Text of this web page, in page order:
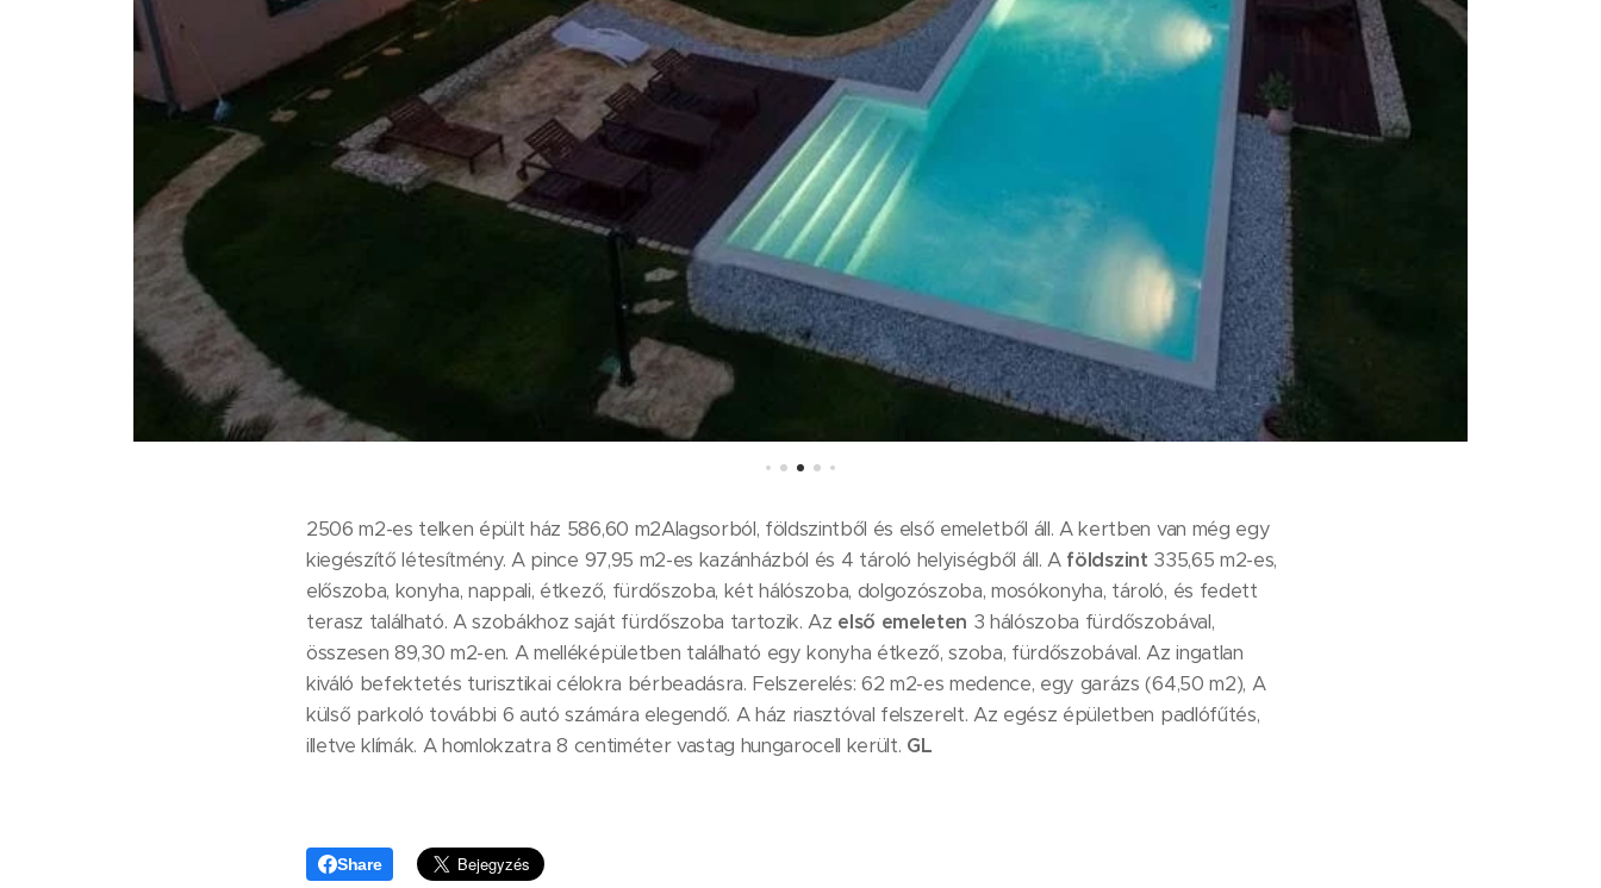
2506 m2-es telken épült ház 586,60 m2Alagsorból, földszintből és első emeletből áll. A kertben van még egy
kiegészítő létesítmény. A pince 97,95 m2-es kazánházból és 4 tároló helyiségből áll. A földszint 335,65 m2-es,
előszoba, konyha, nappali, étkező, fürdőszoba, két hálószoba, dolgozószoba, mosókonyha, tároló, és fedett
terasz található. A szobákhoz saját fürdőszoba tartozik. Az első emeleten 3 hálószoba fürdőszobával,
összesen 89,30 m2-en. A melléképületben található egy konyha étkező, szoba, fürdőszobával. Az ingatlan
kiváló befektetés turisztikai célokra bérbeadásra. Felszerelés: 62 m2-es medence, egy garázs (64,50 m2), A
külső parkoló további 6 autó számára elegendő. A ház riasztóval felszerelt. Az egész épületben padlófűtés,
illetve klímák. A homlokzatra 8 centiméter vastag hungarocell került. GL
Share